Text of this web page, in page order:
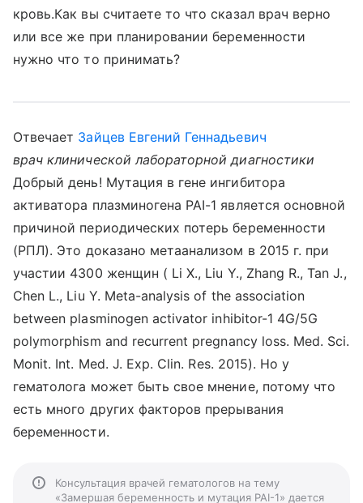
кровь.Как вы считаете то что сказал врач верно
или все же при планировании беременности
нужно что то принимать?
Отвечает Зайцев Евгений Геннадьевич
врач клинической лабораторной диагностики
Добрый день! Мутация в гене ингибитора
активатора плазминогена PAI-1 является основной
причиной периодических потерь беременности
(РПЛ). Это доказано метаанализом в 2015 г. при
участии 4300 женщин ( Li X., Liu Y., Zhang R., Tan J.,
Chen L., Liu Y. Meta-analysis of the association
between plasminogen activator inhibitor-1 4G/5G
polymorphism and recurrent pregnancy loss. Med. Sci.
Monit. Int. Med. J. Exp. Clin. Res. 2015). Но у
гематолога может быть свое мнение, потому что
есть много других факторов прерывания
беременности.
Консультация врачей гематологов на тему
«Замершая беременность и мутация PAI-1» дается